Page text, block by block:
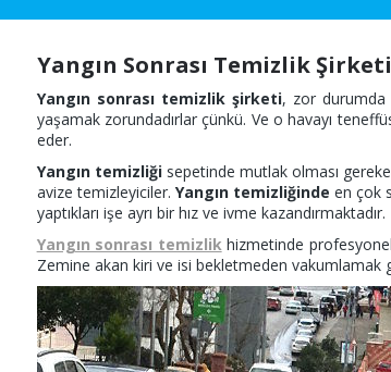
Yangın Sonrası Temizlik Şirketi
Yangın sonrası temizlik şirketi, zor durumda
yaşamak zorundadırlar çünkü. Ve o havayı
eder.
Yangın temizliğisepetinde mutlak olması
avize temizleyiciler. Yangın temizliğinde en çok
yaptıkları işe ayrı bir hız ve ivme kazandırmaktadır.
Yangın sonrası temizlikhizmetinde profesyonel
Zemine akan kiri ve isi bekletmeden vakumlamak